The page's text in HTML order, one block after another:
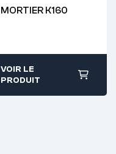
MORTIER K160
VOIR LE
PRODUIT